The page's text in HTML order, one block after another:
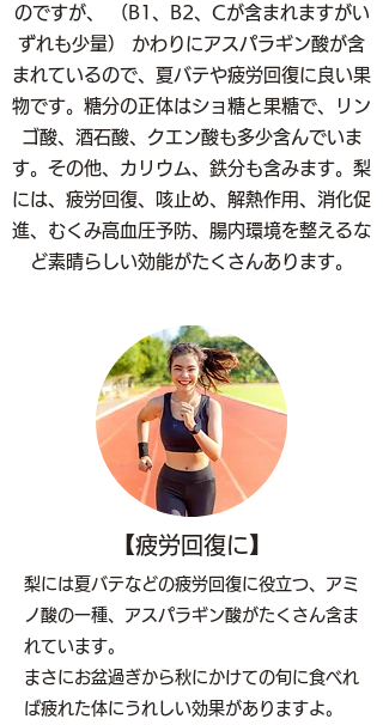
のですが、 （B1、B2、Cが含まれますがい
ずれも少量） かわりにアスパラギン酸が含
まれているので、夏バテや疲労回復に良い果
物です。糖分の正体はショ糖と果糖で、リン
ゴ酸、酒石酸、クエン酸も多少含んでいま
す。その他、カリウム、鉄分も含みます。梨
には、疲労回復、咳止め、解熱作用、消化促
進、むくみ高血圧予防、腸内環境を整えるな
ど素晴らしい効能がたくさんあります。
【疲労回復に】
梨には夏バテなどの疲労回復に役立つ、アミ
ノ酸の一種、アスパラギン酸がたくさん含ま
れています。
まさにお盆過ぎから秋にかけての旬に食べれ
ば疲れた体にうれしい効果がありますよ。